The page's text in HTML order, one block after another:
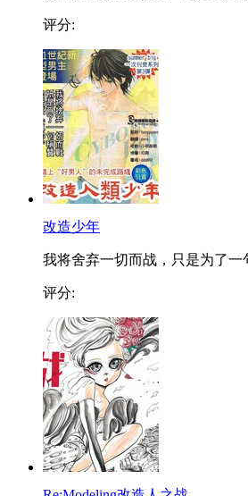
评分:
改造少年
我将舍弃一切而战，只是为了一
评分: